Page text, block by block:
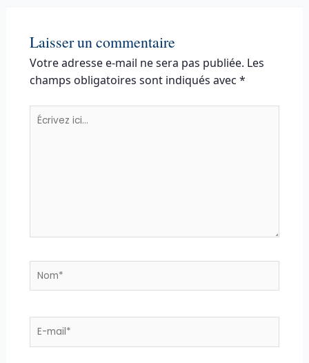
Laisser un commentaire
Votre adresse e-mail ne sera pas publiée. Les
champs obligatoires sont indiqués avec *
Écrivez
Nom*
E-